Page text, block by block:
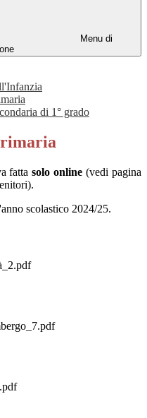
Menu di
di 1° grado
fattasolo online (vedi pagina
scolastico 2024/25.